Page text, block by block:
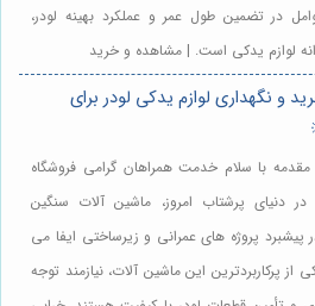
در تضمین طول عمر و عملکرد بهینه لودر،
لوازم یدکی است. | مشاهده و خرید
و نگهداری لوازم یدکی لودر برای
با سلام خدمت همراهان گرامی فروشگاه
دنیای پرشتاب امروز، ماشین آلات سنگین
پروژه های عمرانی و زیرساختی ایفا می
از پرکاربردترین این ماشین آلات، نیازمند توجه